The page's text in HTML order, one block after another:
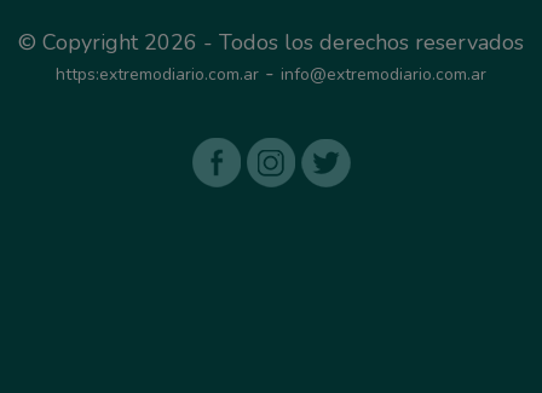
© Copyright 2026 - Todos los derechos reservados
https:extremodiario.com.ar - info@extremodiario.com.ar